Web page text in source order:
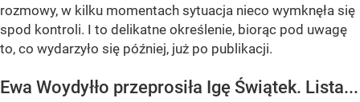
rozmowy, w kilku momentach sytuacja nieco wymknęła się
spod kontroli. I to delikatne określenie, biorąc pod uwagę
to, co wydarzyło się później, już po publikacji.
Ewa Woydyłło przeprosiła Igę Świątek. Lista...